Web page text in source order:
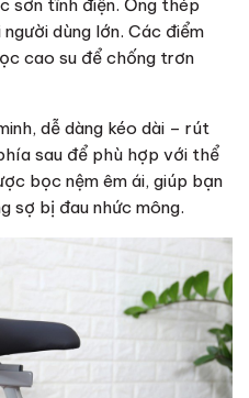
sơn tĩnh điện. Ống thép
dùng lớn. Các điểm
cao su để chống trơn
dễ dàng kéo dài – rút
sau để phù hợp với thể
bọc nệm êm ái, giúp bạn
sợ bị đau nhức mông.